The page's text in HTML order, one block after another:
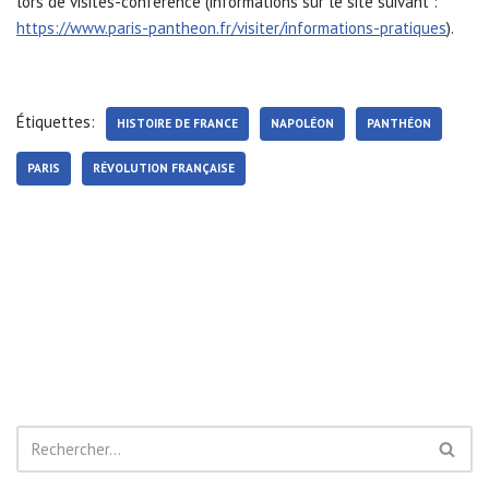
https://www.paris-pantheon.fr/visiter/informations-pratiques).
Étiquettes: HISTOIRE DE FRANCE NAPOLÉON PANTHÉON
PARIS RÉVOLUTION FRANÇAISE